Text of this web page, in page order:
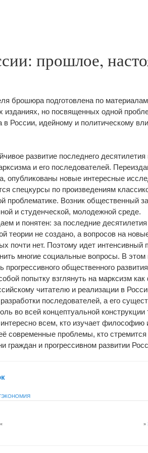
прошлое,
брошюра подготовлена по
изданиях, но посвященных одной
в России, идейному и политическому
развитие последнего
и его последователей.
опубликованы новые интересные
спецкурсы по произведениям
проблематике. Возник общественный
и студенческой, молодежной среде.
и понятен: за последние десятилетия
теории не создано, а вопросов на
почти нет. Поэтому идет интенсивный
многие социальные вопросы. В этом
общественного
попытку взглянуть на марксизм
читателю и реализации в
последователей, а его
во всей концептуальной конструкции
всем, кто изучает философию
современные проблемы, кто
граждан и прогрессивном развитии
« »